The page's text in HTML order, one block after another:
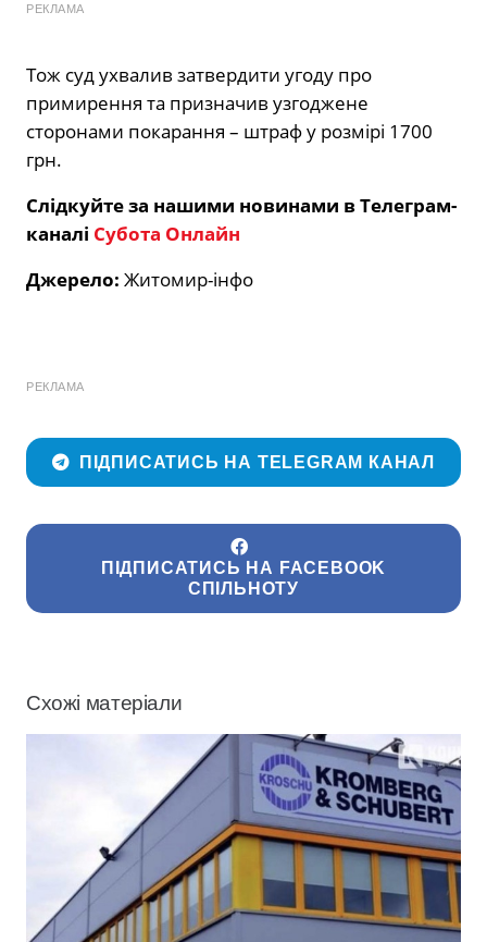
РЕКЛАМА
Тож суд ухвалив затвердити угоду про
примирення та призначив узгоджене
сторонами покарання – штраф у розмірі 1700
грн.
Слідкуйте за нашими новинами в Телеграм-
каналі Субота Онлайн
Джерело: Житомир-інфо
РЕКЛАМА
ПІДПИСАТИСЬ НА TELEGRAM КАНАЛ
ПІДПИСАТИСЬ НА FACEBOOK
СПІЛЬНОТУ
Схожі матеріали